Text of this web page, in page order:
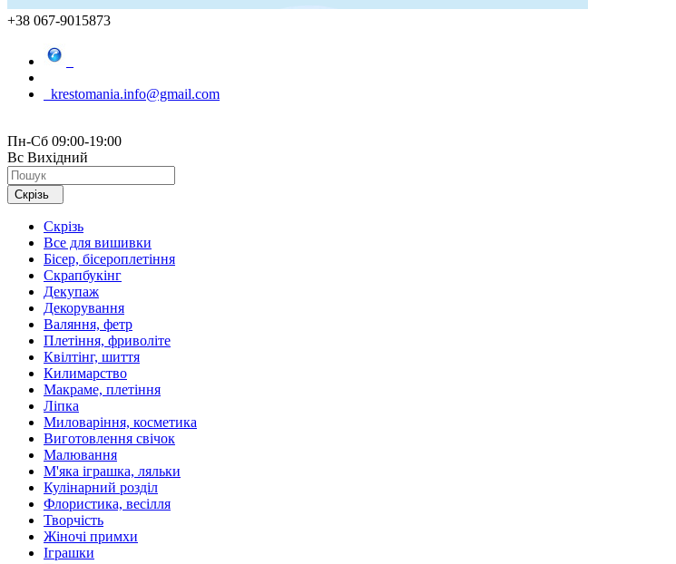
+38 067-9015873
krestomania.info@gmail.com
Пн-Сб 09:00-19:00
Вс Вихідний
Скрізь
Скрізь
Все для вишивки
Бісер, бісероплетіння
Скрапбукінг
Декупаж
Декорування
Валяння, фетр
Плетіння, фриволіте
Квілтінг, шиття
Килимарство
Макраме, плетіння
Ліпка
Миловаріння, косметика
Виготовлення свічок
Малювання
М'яка іграшка, ляльки
Кулінарний розділ
Флористика, весілля
Творчість
Жіночі примхи
Іграшки